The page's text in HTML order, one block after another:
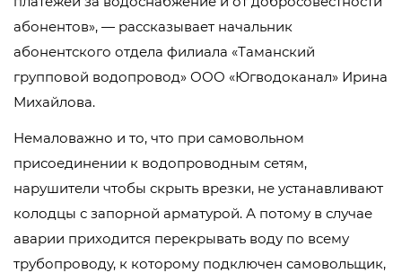
абонентов», — рассказывает начальник
абонентского отдела филиала «Таманский
групповой водопровод» ООО «Югводоканал» Ирина
Михайлова.
Немаловажно и то, что при самовольном
присоединении к водопроводным сетям,
нарушители чтобы скрыть врезки, не устанавливают
колодцы с запорной арматурой. А потому в случае
аварии приходится перекрывать воду по всему
трубопроводу, к которому подключен самовольщик,